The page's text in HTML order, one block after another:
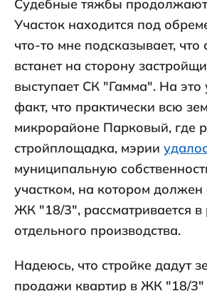
Судебные тяжбы
Участок находится под
что-то мне подсказывает, что
встанет на сторону
выступает СК "Гамма". На это
факт, что практически всю
микрорайоне Парковый, где
стройплощадка, мэрии
муниципальную
участком, на котором
ЖК "18/3", рассматривается в
отдельного производства.
Надеюсь, что стройке дадут
продажи квартир в ЖК "18/3"